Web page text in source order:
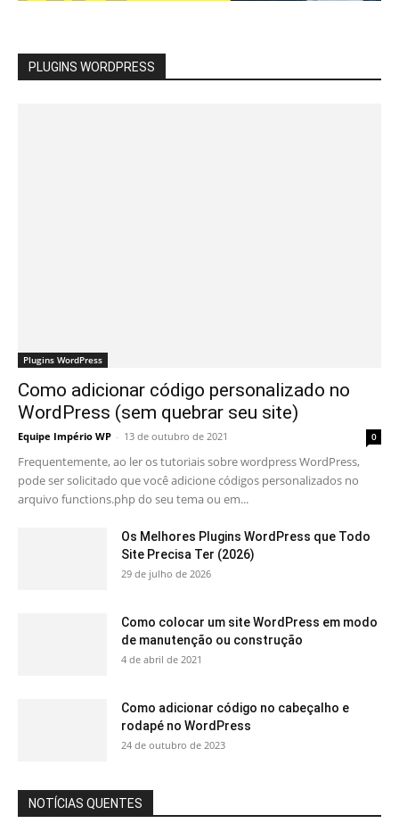
PLUGINS WORDPRESS
Plugins WordPress
Como adicionar código personalizado no
WordPress (sem quebrar seu site)
Equipe Império WP - 13 de outubro de 2021 0
Frequentemente, ao ler os tutoriais sobre wordpress WordPress,
pode ser solicitado que você adicione códigos personalizados no
arquivo functions.php do seu tema ou em...
Os Melhores Plugins WordPress que Todo
Site Precisa Ter (2026)
29 de julho de 2026
Como colocar um site WordPress em modo
de manutenção ou construção
4 de abril de 2021
Como adicionar código no cabeçalho e
rodapé no WordPress
24 de outubro de 2023
NOTÍCIAS QUENTES